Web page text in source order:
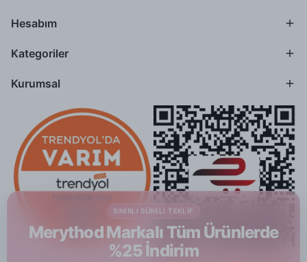
Hesabım
Kategoriler
Kurumsal
SINIRLI SÜRELI TEKLIF
Merythod Markalı Tüm Ürünlerde
%25 İndirim